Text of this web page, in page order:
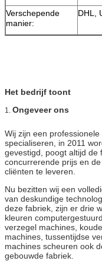
Verschepende
manier:
DHL,
Het bedrijf toont
1. Ongeveer ons
Wij zijn een
specialiseren, in 2011
gevestigd, poogt altijd de
concurrerende prijs en
cliënten te leveren.
Nu bezitten wij een
van deskundige
deze fabriek, zijn er drie
kleuren
verzegel machines,
machines, tussentijdse
machines scheuren ook
gebouwde fabriek.